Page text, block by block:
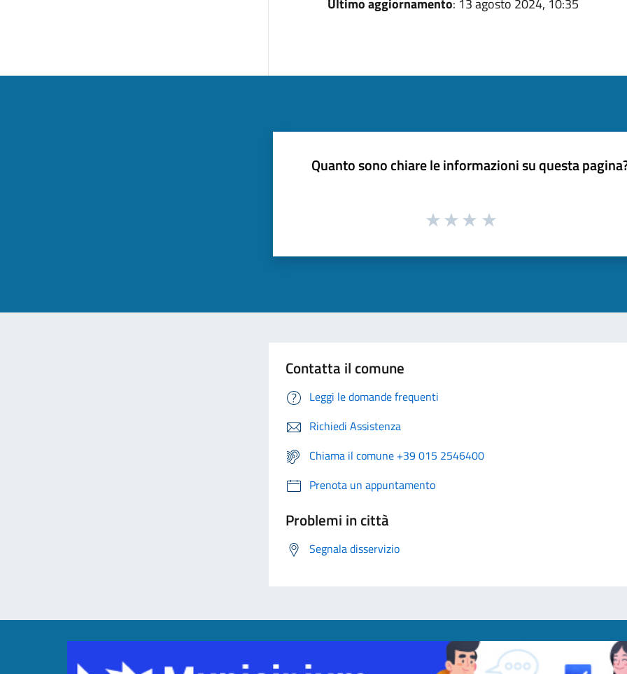
Ultimo aggiornamento: 13 agosto 2024, 10:35
Quanto sono chiare le informazioni su questa
Contatta il comune
Leggi le domande frequenti
Richiedi Assistenza
Chiama il comune +39 015 2546400
Prenota un appuntamento
Problemi in città
Segnala disservizio